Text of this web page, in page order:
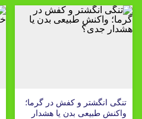
تنگی انگشتر و کفش در گرما؛
واکنش طبیعی بدن یا هشدار